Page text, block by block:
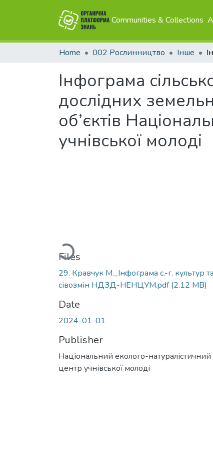
Communities & Collections
Home 002 Рослинництво Інше
Інфограма
дослідних
об’єктів
учнівської молоді
Loading...
Files
29. Кравчук М._Інфограма с.-г. культур та
сівозмін НДЗД-НЕНЦУМ.pdf(2.12 MB)
Date
2024-01-01
Publisher
Національний еколого-натуралістичний
центр учнівської молоді